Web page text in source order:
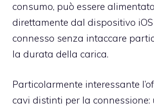
consumo, può essere alimentato
direttamente dal dispositivo
connesso senza intaccare
la durata della carica.
Particolarmente interessante
cavi distinti per la connessione: